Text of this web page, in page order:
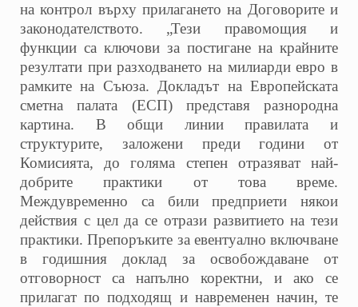
на контрол върху прилагането на Договорите и
законодателството. „Тези правомощия и
функции са ключови за постигане на крайните
резултати при разходването на милиарди евро в
рамките на Съюза. Докладът на Европейската
сметна палата (ЕСП) представя разнородна
картина. В общи линии правилата и
структурите, заложени преди години от
Комисията, до голяма степен отразяват най-
добрите практики от това време.
Междувременно са били предприети някои
действия с цел да се отрази развитието на тези
практики. Препоръките за евентуално включване
в годишния доклад за освобождаване от
отговорност са напълно коректни, и ако се
прилагат по подходящ и навременен начин, те